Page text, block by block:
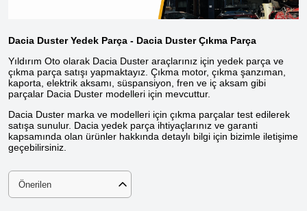
Dacia Duster Yedek Parça - Dacia Duster Çıkma Parça
Yıldırım Oto olarak Dacia Duster araçlarınız için yedek parça ve
çıkma parça satışı yapmaktayız. Çıkma motor, çıkma şanzıman,
kaporta, elektrik aksamı, süspansiyon, fren ve iç aksam gibi
parçalar Dacia Duster modelleri için mevcuttur.
Dacia Duster marka ve modelleri için çıkma parçalar test edilerek
satışa sunulur. Dacia yedek parça ihtiyaçlarınız ve garanti
kapsamında olan ürünler hakkında detaylı bilgi için bizimle iletişime
geçebilirsiniz.
Önerilen